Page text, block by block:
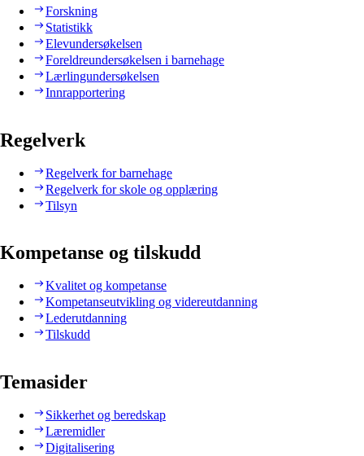
Forskning
Statistikk
Elevundersøkelsen
Foreldreundersøkelsen i barnehage
Lærlingundersøkelsen
Innrapportering
Regelverk
Regelverk for barnehage
Regelverk for skole og opplæring
Tilsyn
Kompetanse og tilskudd
Kvalitet og kompetanse
Kompetanseutvikling og videreutdanning
Lederutdanning
Tilskudd
Temasider
Sikkerhet og beredskap
Læremidler
Digitalisering